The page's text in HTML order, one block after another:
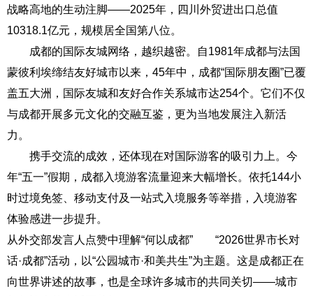
战略高地的生动注脚——2025年，四川外贸进出口总值
10318.1亿元，规模居全国第八位。
成都的国际友城网络，越织越密。自1981年成都与法国
蒙彼利埃缔结友好城市以来，45年中，成都“国际朋友圈”已覆
盖五大洲，国际友城和友好合作关系城市达254个。它们不仅
与成都开展多元文化的交融互鉴，更为当地发展注入新活
力。
携手交流的成效，还体现在对国际游客的吸引力上。今
年“五一”假期，成都入境游客流量迎来大幅增长。依托144小
时过境免签、移动支付及一站式入境服务等举措，入境游客
体验感进一步提升。
从外交部发言人点赞中理解“何以成都” “2026世界市长对
话·成都”活动，以“公园城市·和美共生”为主题。这是成都正在
向世界讲述的故事，也是全球许多城市的共同关切——城市